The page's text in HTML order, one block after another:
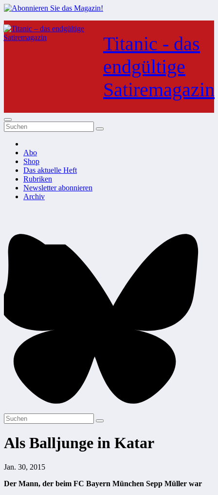
Zum
Inhalt
springen
Titanic - das
endgültige
Satiremagazin
Abo
Shop
Das aktuelle Heft
Rubriken
Newsletter abonnieren
Archiv
Als Balljunge in Katar
Jan. 30, 2015
Der Mann, der beim FC Bayern München Sepp Müller war